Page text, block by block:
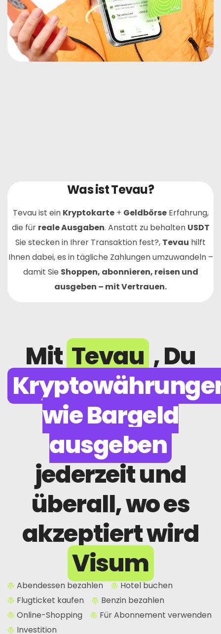
Was ist Tevau?
Tevau ist ein Kryptokarte+ GeldbörseErfahrung,
die für reale Ausgaben. Anstatt zu behalten USDT
Sie stecken in Ihrer Transaktion fest?, Tevau hilft
Ihnen dabei, es in tägliche Zahlungen umzuwandeln –
damit Sie Shoppen, abonnieren, reisen und
ausgeben – mit Vertrauen.
Mit Tevau , Du
wie Bargeld
ausgeben
jederzeit und
überall, wo es
akzeptiert wird
Visum
Abendessen bezahlen
Hotel buchen
Flugticket kaufen
Benzin bezahlen
Online-Shopping
Für Abonnement verwenden
Investition